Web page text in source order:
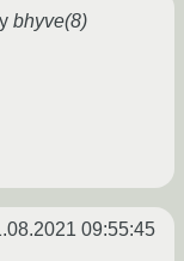
bhyve(8)
09:55:45